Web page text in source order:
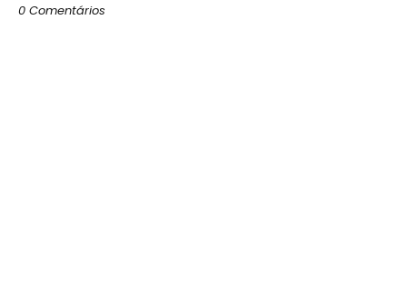
0 Comentários